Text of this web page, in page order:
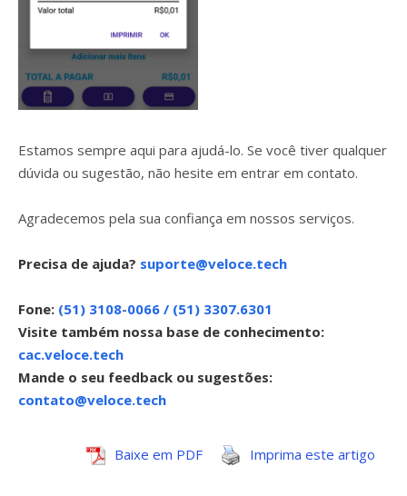
Estamos sempre aqui para ajudá-lo. Se você tiver qualquer
dúvida ou sugestão, não hesite em entrar em contato.
Agradecemos pela sua confiança em nossos serviços.
Precisa de ajuda? suporte@veloce.tech
Fone: (51) 3108-0066 / (51) 3307.6301
Visite também nossa base de conhecimento:
cac.veloce.tech
Mande o seu feedback ou sugestões:
contato@veloce.tech
Baixe em PDF Imprima este artigo